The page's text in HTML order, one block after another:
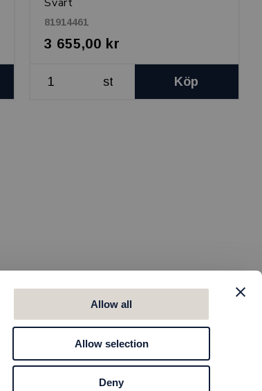
Allow all
Allow selection
Deny
81914461
3 655,00 kr
st Köp